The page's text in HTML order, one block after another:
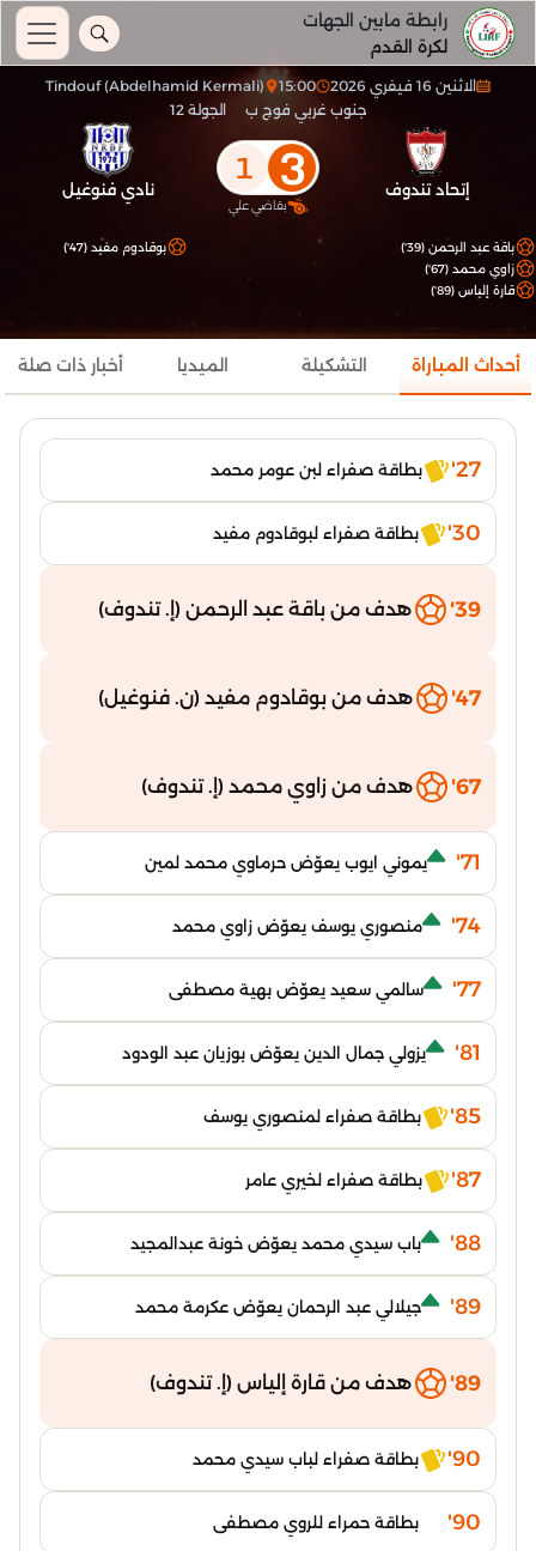
رابطة مابين الجهات
لكرة القدم
الاثنين 16 فيفري 2026 15:00
Tindouf (Abdelhamid Kermali)
جنوب غربي فوج ب
الجولة 12
إتحاد تندوف 3
1
بقاضي علي
نادي فنوغيل
باقة عبد الرحمن (39')
زاوي محمد (67')
قارة إلياس (89')
بوقادوم مفيد (47')
أحداث المباراة التشكيلة الميديا أخبار ذات صلة
27' بطاقة صفراء لبن عومر محمد
30' بطاقة صفراء لبوقادوم مفيد
39' هدف من باقة عبد الرحمن (إ. تندوف)
47' هدف من بوقادوم مفيد (ن. فنوغيل)
67' هدف من زاوي محمد (إ. تندوف)
71' يموني ايوب يعوّض حرماوي محمد لمين
74' منصوري يوسف يعوّض زاوي محمد
77' سالمي سعيد يعوّض بهية مصطفى
81' يزولي جمال الدين يعوّض بوزيان عبد الودود
85' بطاقة صفراء لمنصوري يوسف
87' بطاقة صفراء لخيري عامر
88' باب سيدي محمد يعوّض خونة عبدالمجيد
89' جيلالي عبد الرحمان يعوّض عكرمة محمد
89' هدف من قارة إلياس (إ. تندوف)
90' بطاقة صفراء لباب سيدي محمد
90' بطاقة حمراء للروي مصطفى